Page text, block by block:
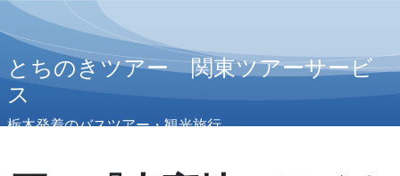
とちのきツアー 関東ツアーサービ
ス
栃木発着のバスツアー・観光旅行